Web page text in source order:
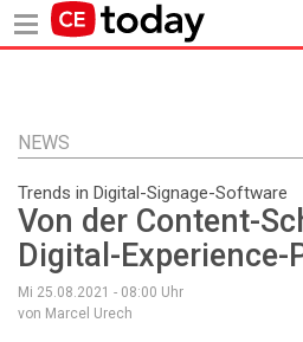
Inhalt
NEWS
Trends in Digital-Signage-Software
Von der Content-
Digital-
Mi 25.08.2021 - 08:00 Uhr
von Marcel Urech